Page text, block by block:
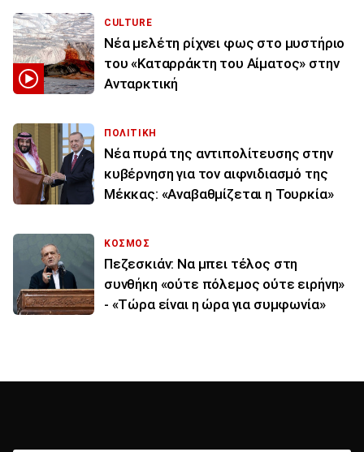
CULTURE
Νέα μελέτη ρίχνει φως στο μυστήριο
του «Καταρράκτη του Αίματος» στην
Ανταρκτική
ΠΟΛΙΤΙΚΗ
Νέα πυρά της αντιπολίτευσης στην
κυβέρνηση για τον αιφνιδιασμό της
Μέκκας: «Αναβαθμίζεται η Τουρκία»
ΚΟΣΜΟΣ
Πεζεσκιάν: Να μπει τέλος στη
συνθήκη «ούτε πόλεμος ούτε ειρήνη»
- «Τώρα είναι η ώρα για συμφωνία»